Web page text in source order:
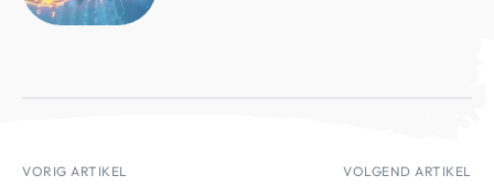
VORIG ARTIKEL VOLGEND ARTIKEL